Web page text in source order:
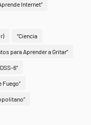
Internet”
“Ciencia
para Aprender a Gritar”
6”
Fuego”